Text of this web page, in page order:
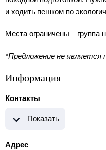
и ходить пешком по
Места ограничены – группа
*Предложение не является
Информация
Контакты
Показать
Адрес